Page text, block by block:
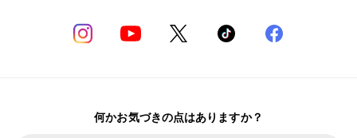
何かお気づきの点はありますか？